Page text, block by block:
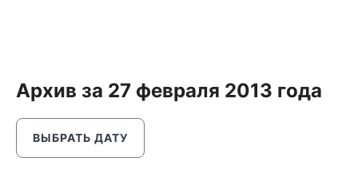
Архив за 27 февраля 2013 года
ВЫБРАТЬ ДАТУ